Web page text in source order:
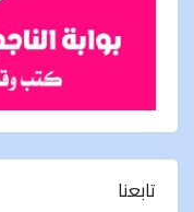
تابعنا